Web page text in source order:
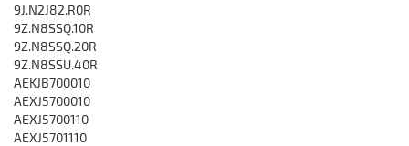
9J.N2J82.R0R
9Z.N8SSQ.10R
9Z.N8SSQ.20R
9Z.N8SSU.40R
AEKJB700010
AEXJ5700010
AEXJ5700110
AEXJ5701110